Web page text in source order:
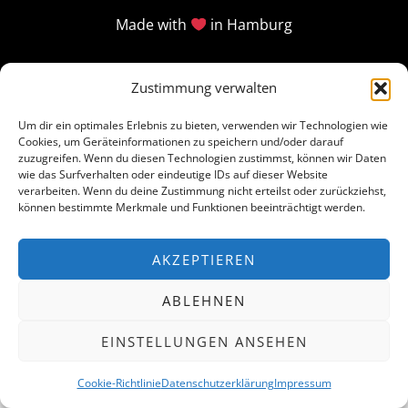
Zustimmung verwalten
Um dir ein optimales Erlebnis zu bieten, verwenden wir Technologien wie
Cookies, um Geräteinformationen zu speichern und/oder darauf
zuzugreifen. Wenn du diesen Technologien zustimmst, können wir Daten
wie das Surfverhalten oder eindeutige IDs auf dieser Website
verarbeiten. Wenn du deine Zustimmung nicht erteilst oder zurückziehst,
können bestimmte Merkmale und Funktionen beeinträchtigt werden.
AKZEPTIEREN
ABLEHNEN
EINSTELLUNGEN ANSEHEN
Cookie-RichtlinieDatenschutzerklärungImpressum
Made with in Hamburg